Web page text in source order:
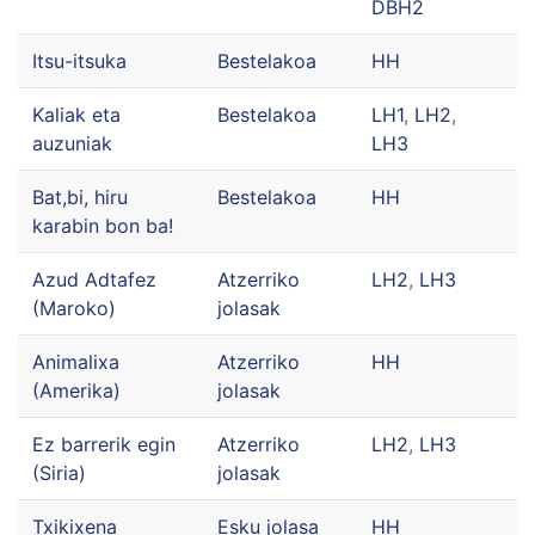
DBH2
Itsu-itsuka Bestelakoa HH
Kaliak eta
auzuniak
Bestelakoa LH1, LH2,
LH3
Bat,bi, hiru
karabin bon ba!
Bestelakoa HH
Azud Adtafez
(Maroko)
Atzerriko
jolasak
LH2, LH3
Animalixa
(Amerika)
Atzerriko
jolasak
HH
Ez barrerik egin
(Siria)
Atzerriko
jolasak
LH2, LH3
Txikixena Esku jolasa HH